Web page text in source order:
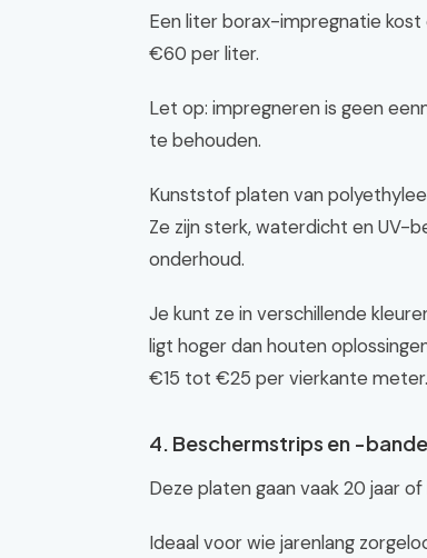
Een liter borax-impregnatie
€60 per liter.
Let op: impregneren is geen
te behouden.
Kunststof platen van
Ze zijn sterk, waterdicht en UV-
onderhoud.
Je kunt ze in verschillende
ligt hoger dan houten
€15 tot €25 per vierkante
4. Beschermstrips en -
Deze platen gaan vaak 20 jaar
Ideaal voor wie jarenlang